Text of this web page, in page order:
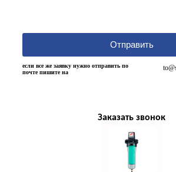
Отправить
если все же заявку нужно отправить по
почте пишите на
Заказать звонок